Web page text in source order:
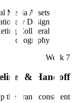
Media Assets
Design
Collateral
Iconography
Week 7
& Handoff
the brand consistent.